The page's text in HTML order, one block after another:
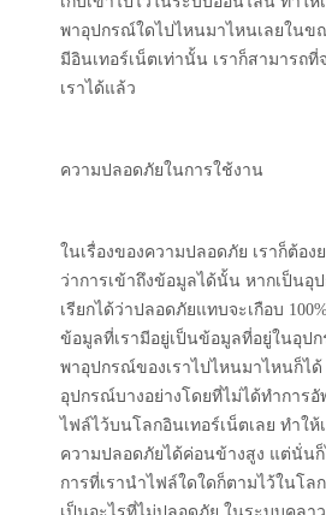
พาอุปกรณ์ใดไปไหนมาไหนเลยในข
มีอินเทอร์เน็ตเท่านั้น เราก็สามารถ
เราได้แล้ว
ความปลอดภัยในการใช้งาน
ในเรื่องของความปลอดภัย เราก็ต้อง
ว่าการเข้าถึงข้อมูลได้นั้น หากเป็น
เรียกได้ว่าปลอดภัยแทบจะเกือบ
ข้อมูลที่เรามีอยู่เป็นข้อมูลที่อยู่ในอุปก
พาอุปกรณ์ของเราไปไหนมาไหนก็ไ
อุปกรณ์บางอย่างโดยที่ไม่ได้ทำการอั
ไฟล์ไว้บนโลกอินเทอร์เน็ตเลย ทำให้
ความปลอดภัยได้ค่อนข้างสูง แต่นั่น
การที่เรานำไฟล์ใดใดก็ตามไว้ในโล